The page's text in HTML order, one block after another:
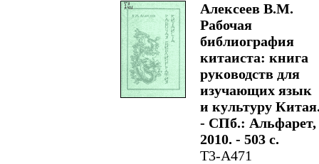
Алексеев В.М.
Рабочая
библиография
китаиста: книга
руководств для
изучающих язык
и культуру
- СПб.: Альфарет,
2010. - 503 с.
Т3-А471